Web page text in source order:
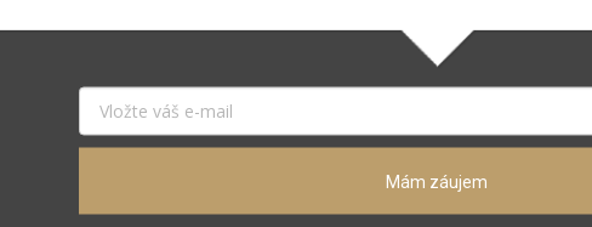
Vložte svoj e-mail a my Vám budeme zasielať informácie o
Prihláste sa a buďte s nami v kontakte. Čaká
aktuálnymi informáciami z nášho sveta, vrátane
budete môcť dostávať zľavové kupóny a
Mám záujem